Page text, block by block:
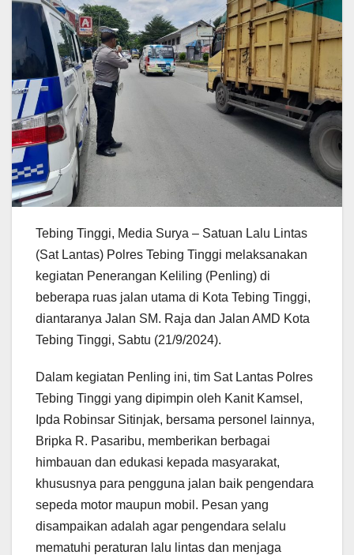
Tebing Tinggi, Media Surya – Satuan Lalu Lintas
(Sat Lantas) Polres Tebing Tinggi melaksanakan
kegiatan Penerangan Keliling (Penling) di
beberapa ruas jalan utama di Kota Tebing Tinggi,
diantaranya Jalan SM. Raja dan Jalan AMD Kota
Tebing Tinggi, Sabtu (21/9/2024).
Dalam kegiatan Penling ini, tim Sat Lantas Polres
Tebing Tinggi yang dipimpin oleh Kanit Kamsel,
Ipda Robinsar Sitinjak, bersama personel lainnya,
Bripka R. Pasaribu, memberikan berbagai
himbauan dan edukasi kepada masyarakat,
khususnya para pengguna jalan baik pengendara
sepeda motor maupun mobil. Pesan yang
disampaikan adalah agar pengendara selalu
mematuhi peraturan lalu lintas dan menjaga